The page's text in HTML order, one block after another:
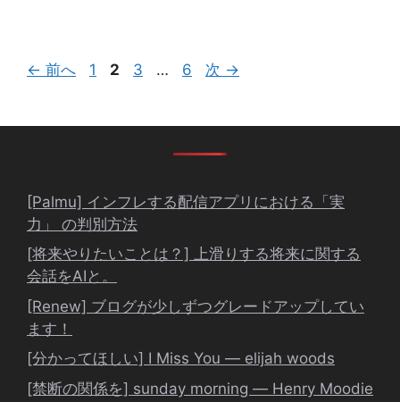
← 前へ
ペ
1
ペ
2
ペ
3 …
ペ
6 次 →
[Palmu] インフレする配信アプリにおける「実
力」 の判別方法
[将来やりたいことは？] 上滑りする将来に関する
会話をAIと。
[Renew] ブログが少しずつグレードアップしてい
ます！
[分かってほしい] I Miss You ― elijah woods
[禁断の関係を] sunday morning ― Henry Moodie